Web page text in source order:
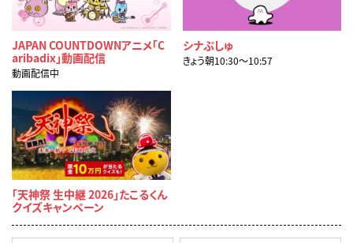
JAPAN COUNTDOWNアニメ「C
aribadix」動画配信
動画配信中
シナぷしゅ
きょう朝10:30〜10:57
「天神祭 生中継 2026」たこるくん
クイズキャンペーン